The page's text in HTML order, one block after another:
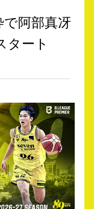
阿部真冴
タート